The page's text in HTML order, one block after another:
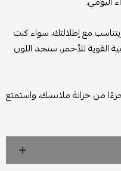
مع إطلالتك، سواء كنت
القوية للأحمر، ستجد اللون
من خزانة ملابسك، واستمتع